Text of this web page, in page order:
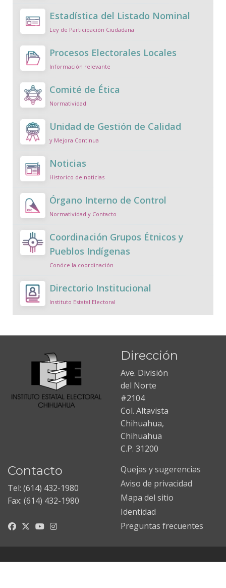
Estadística del Listado Nominal
Ley de Participación Ciudadana
Procesos Electorales Locales
Información relevante
Comité de Ética
Normatividad
Unidad de Gestión de Calidad
y Mejora Continua
Noticias
Historico de noticias
Órgano Interno de Control
Normatividad y Contacto
Coordinación Grupos Étnicos y
Pueblos Indígenas
Conóce la coordinación
Directorio Institucional
Instituto Estatal Electoral
Dirección
Ave. División
del Norte
#2104
Col. Altavista
Chihuahua,
Chihuahua
C.P. 31200
Contacto
Tel: (614) 432-1980
Fax: (614) 432-1980
Quejas y sugerencias
Aviso de privacidad
Mapa del sitio
Identidad
Preguntas frecuentes